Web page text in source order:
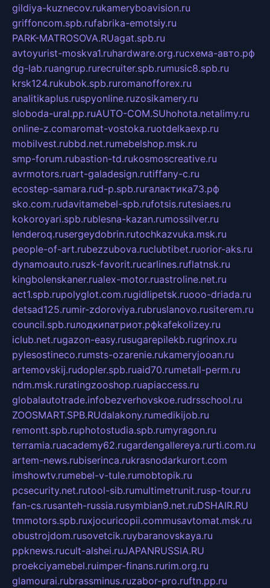
gildiya-kuznecov.rukameryboavision.ru
griffoncom.spb.rufabrika-emotsiy.ru
PARK-MATROSOVA.RUagat.spb.ru
avtoyurist-moskva1.ruhardware.org.ruсхема-авто.рф
dg-lab.ruangrup.rurecruiter.spb.rumusic8.spb.ru
krsk124.rukubok.spb.ruromanofforex.ru
analitikaplus.ruspyonline.ruzosikamery.ru
sloboda-ural.pp.ruAUTO-COM.SUhohota.netalimy.ru
online-z.comaromat-vostoka.ruotdelkaexp.ru
mobilvest.rubbd.net.rumebelshop.msk.ru
smp-forum.rubastion-td.rukosmoscreative.ru
avrmotors.ruart-galadesign.rutiffany-c.ru
ecostep-samara.rud-p.spb.ruгалактика73.рф
sko.com.rudavitamebel-spb.rufotsis.rutesiaes.ru
kokoroyari.spb.rublesna-kazan.rumossilver.ru
lenderoq.rusergeydobrin.rutochkazvuka.msk.ru
people-of-art.rubezzubova.ruclubtibet.ruorior-aks.ru
dynamoauto.ruszk-favorit.rucarlines.ruflatnsk.ru
kingbolenskaner.rualex-motor.ruastroline.net.ru
act1.spb.rupolyglot.com.rugidlipetsk.ruooo-driada.ru
detsad125.rumir-zdoroviya.rubruslanovo.rusiterem.ru
council.spb.ruлодкипатриот.рфkafekolizey.ru
iclub.net.rugazon-easy.rusugarepilekb.rugrinox.ru
pylesostineco.rumsts-ozarenie.rukameryjooan.ru
artemovskij.rudopler.spb.ruaid70.rumetall-perm.ru
ndm.msk.ruratingzooshop.ruapiaccess.ru
globalautotrade.infobezverhovskoe.rudrsschool.ru
ZOOSMART.SPB.RUdalakony.rumedikijob.ru
remontt.spb.ruphotostudia.spb.rumyragon.ru
terramia.ruacademy62.rugardengallereya.rurti.com.ru
artem-news.rubiserinca.rukrasnodarkurort.com
imshowtv.rumebel-v-tule.rumobtopik.ru
pcsecurity.net.rutool-sib.rumultimetrunit.rusp-tour.ru
fan-cs.rusanteh-russia.rusymbian9.net.ruDSHAIR.RU
tmmotors.spb.ruxjocuricopii.commusavtomat.msk.ru
obustrojdom.rusovetcik.ruybaranovskaya.ru
ppknews.rucult-alshei.ruJAPANRUSSIA.RU
proekciyamebel.ruimper-finans.rurim.org.ru
glamourai.rubrassminus.ruzabor-pro.ruftn.pp.ru